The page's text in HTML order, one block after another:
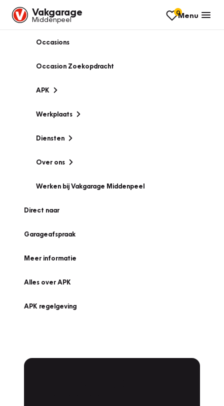
Vakgarage
Middenpeel
0Menu
Occasions
Occasion Zoekopdracht
APK
Werkplaats
Diensten
Over ons
Werken bij Vakgarage Middenpeel
Direct naar
Garageafspraak
Meer informatie
Alles over APK
APK regelgeving